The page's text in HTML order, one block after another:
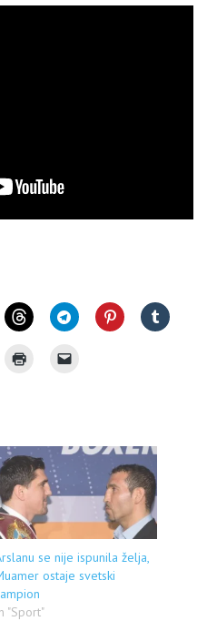
se nije ispunila želja,
ostaje svetski
"Sport"